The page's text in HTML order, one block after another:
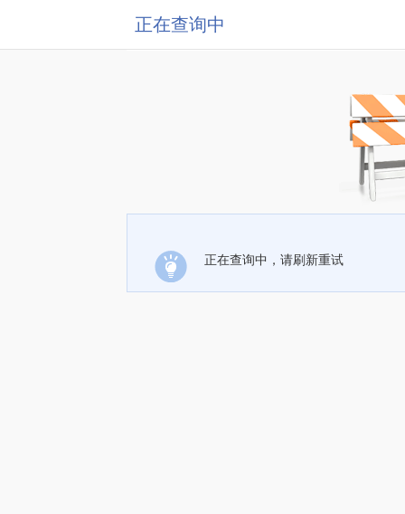
正在查询中
正在查询中，请刷新重试